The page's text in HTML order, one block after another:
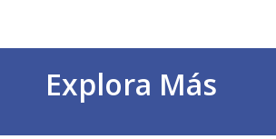
5
Explora Más